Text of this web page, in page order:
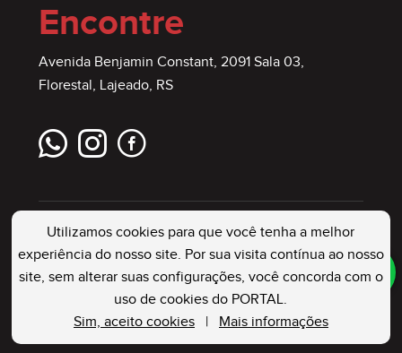
Encontre
Avenida Benjamin Constant, 2091 Sala 03,
Florestal, Lajeado, RS
DEBERG IMÓVEIS . Creci: 23544 J . Todos os
Direitos Reservados
Utilizamos cookies para que você tenha a melhor
experiência do nosso site. Por sua visita contínua ao nosso
site, sem alterar suas configurações, você concorda com o
uso de cookies do PORTAL.
Sim, aceito cookies| Mais informações